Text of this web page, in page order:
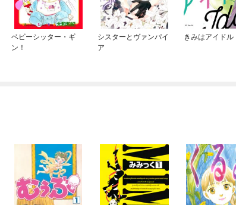
ベビーシッター・ギ
ン！
シスターとヴァンパイ
ア
きみはアイドル